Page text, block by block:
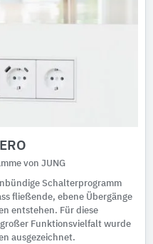
von JUNG
Schalterprogramm
fließende, ebene Übergänge
entstehen. Für diese
Funktionsvielfalt wurde
ausgezeichnet.